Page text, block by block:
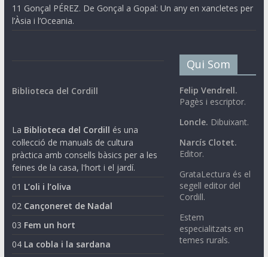
11 Gonçal PÉREZ. De Gonçal a Gopal: Un any en xancletes per
l’Àsia i l’Oceania.
Biblioteca del Cordill
La Biblioteca del Cordill és una
col·lecció de manuals de cultura
pràctica amb consells bàsics per a les
feines de la casa, l'hort i el jardí.
01 L’oli i l’oliva
02 Cançoneret de Nadal
03 Fem un hort
04 La cobla i la sardana
Qui Som
Felip Vendrell.
Pagès i escriptor.
Loncle. Dibuixant.
Narcís Clotet.
Editor.
GrataLectura és el
segell editor del
Cordill.
Estem
especialitzats en
temes rurals.